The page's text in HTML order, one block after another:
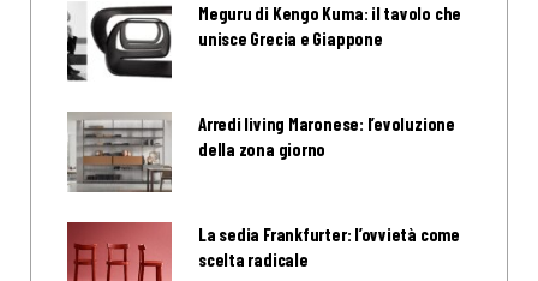
Meguru di Kengo Kuma: il tavolo che
unisce Grecia e Giappone
Arredi living Maronese: l’evoluzione
della zona giorno
La sedia Frankfurter: l’ovvietà come
scelta radicale